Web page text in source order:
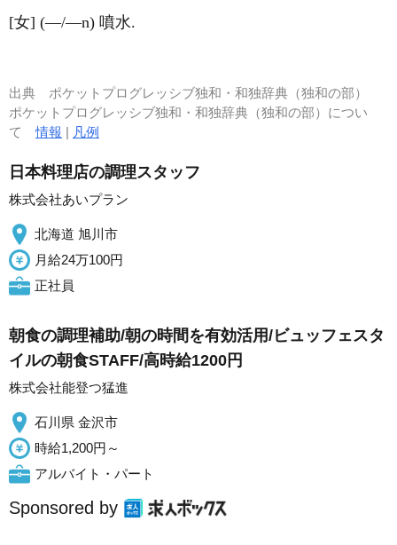
[女] (―/―n) 噴水.
出典 ポケットプログレッシブ独和・和独辞典（独和の部）
ポケットプログレッシブ独和・和独辞典（独和の部）につい
て情報 | 凡例
日本料理店の調理スタッフ
株式会社あいプラン
北海道 旭川市
月給24万100円
正社員
朝食の調理補助/朝の時間を有効活用/ビュッフェスタ
イルの朝食STAFF/高時給1200円
株式会社能登つ猛進
石川県 金沢市
時給1,200円～
アルバイト・パート
Sponsored by